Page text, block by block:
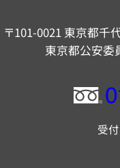
〒101-0021 東京都千
東京都公安委
フ
ー
受